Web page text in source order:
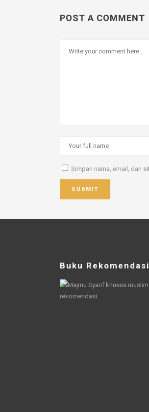
POST A COMMENT
Simpan nama, email, dan
Buku Rekomendasi